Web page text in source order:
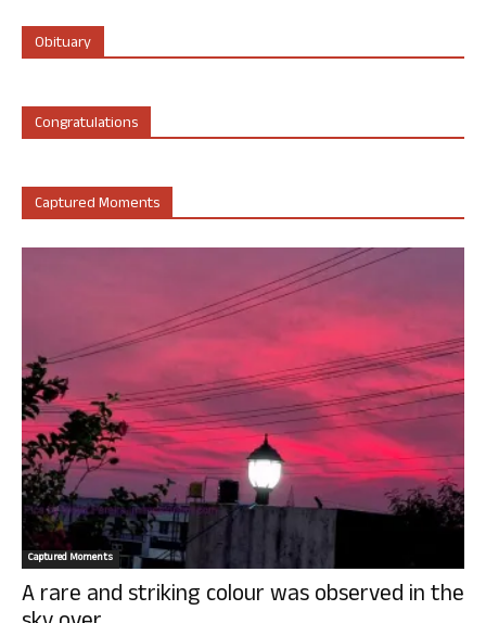
Obituary
Congratulations
Captured Moments
Captured Moments
A rare and striking colour was observed in the